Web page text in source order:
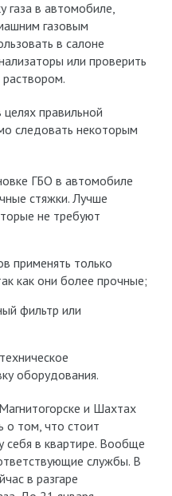
газа в автомобиле,
газовым
в салоне
или проверить
правильной
следовать некоторым
ГБО в автомобиле
стяжки. Лучше
не требуют
применять только
как они более прочные;
фильтр или
оборудования.
и Шахтах
о том, что стоит
себя в квартире. Вообще
службы. В
в разгаре